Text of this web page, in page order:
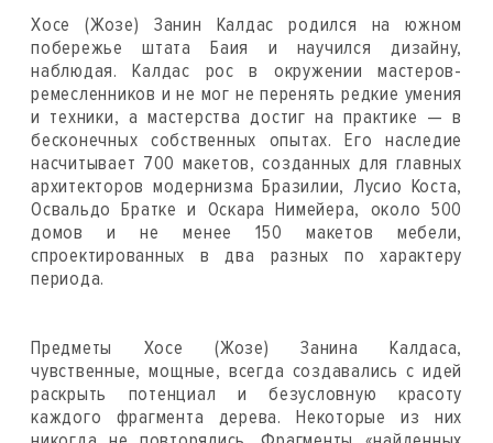
Хосе (Жозе) Занин Калдас родился на южном
побережье штата Баия и научился дизайну,
наблюдая. Калдас рос в окружении мастеров-
ремесленников и не мог не перенять редкие умения
и техники, а мастерства достиг на практике — в
бесконечных собственных опытах. Его наследие
насчитывает 700 макетов, созданных для главных
архитекторов модернизма Бразилии, Лусио Коста,
Освальдо Братке и Оскара Нимейера, около 500
домов и не менее 150 макетов мебели,
спроектированных в два разных по характеру
периода.
Предметы Хосе (Жозе) Занина Калдаса,
чувственные, мощные, всегда создавались с идей
раскрыть потенциал и безусловную красоту
каждого фрагмента дерева. Некоторые из них